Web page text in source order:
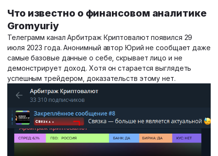
Что известно о финансовом аналитике
Gromyuriy
Телеграмм канал Арбитраж Криптовалют появился 29
июля 2023 года. Анонимный автор Юрий не сообщает даже
самые базовые данные о себе, скрывает лицо и не
демонстрирует доход. Хотя он старается выглядеть
успешным трейдером, доказательств этому нет.